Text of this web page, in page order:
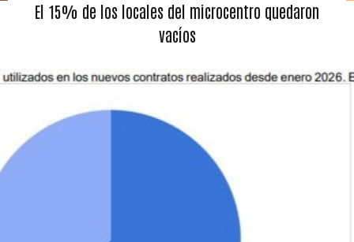
El 15% de los locales del microcentro quedaron
vacíos